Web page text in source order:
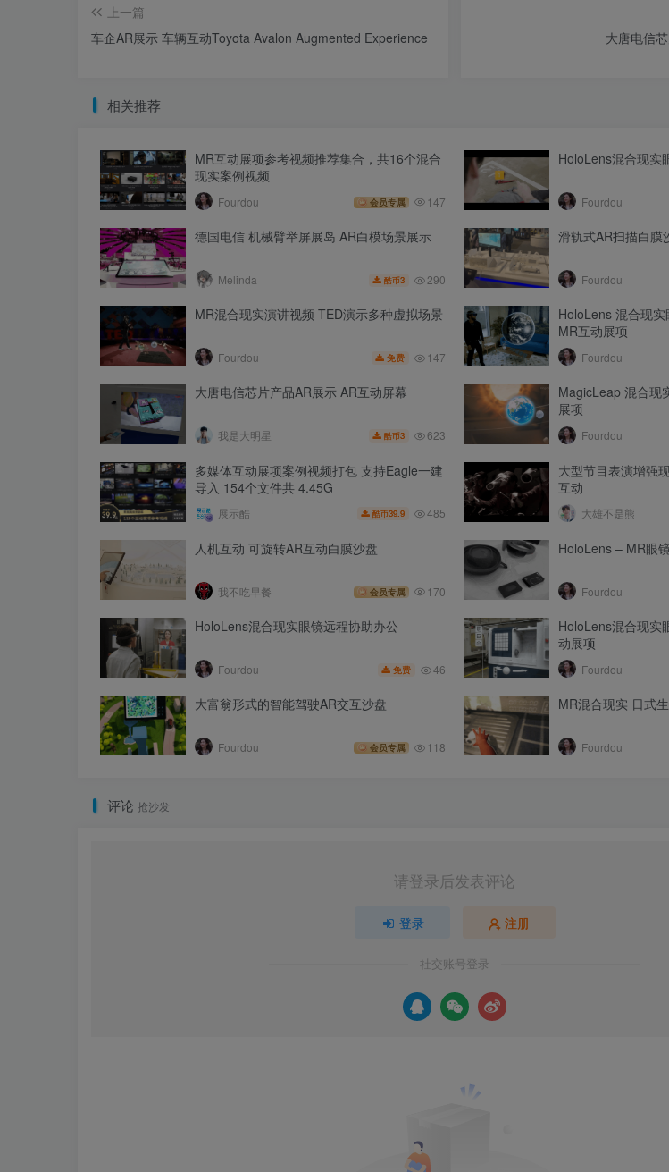
上一篇
车企AR展示 车辆互动Toyota Avalon Augmented Experience
大唐电信
相关推荐
MR互动展项参考视频推荐集合，共16个混合
现实案例视频
Fourdou 会员专属 147
HoloLens混合现实
Fourdou
德国电信 机械臂举屏展岛 AR白模场景展示
Melinda 酷币3 290
滑轨式AR扫描白膜
Fourdou
MR混合现实演讲视频 TED演示多种虚拟场景
Fourdou 免费 147
HoloLens 混合现
MR互动展项
Fourdou
大唐电信芯片产品AR展示 AR互动屏幕
我是大明星 酷币3 623
MagicLeap 混合现
展项
Fourdou
多媒体互动展项案例视频打包 支持Eagle一建
导入 154个文件共 4.45G
展示酷 酷币39.9 485
大型节目表演增强
互动
大雄不是熊
人机互动 可旋转AR互动白膜沙盘
我不吃早餐 会员专属 170
HoloLens – MR眼
Fourdou
HoloLens混合现实眼镜远程协助办公
Fourdou 免费 46
HoloLens混合现实
动展项
Fourdou
大富翁形式的智能驾驶AR交互沙盘
Fourdou 会员专属 118
MR混合现实 日式
Fourdou
评论 抢沙发
请登录后发表评论
登录 注册
社交账号登录